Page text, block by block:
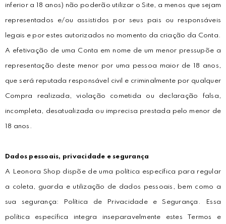
inferior a 18 anos) não poderão utilizar o Site, a menos que sejam
representados e/ou assistidos por seus pais ou responsáveis
legais e por estes autorizados no momento da criação da Conta.
A efetivação de uma Conta em nome de um menor pressupõe a
representação deste menor por uma pessoa maior de 18 anos,
que será reputada responsável civil e criminalmente por qualquer
Compra realizada, violação cometida ou declaração falsa,
incompleta, desatualizada ou imprecisa prestada pelo menor de
18 anos.
Dados pessoais, privacidade e segurança
A Leonora Shop dispõe de uma política específica para regular
a coleta, guarda e utilização de dados pessoais, bem como a
sua segurança: Política de Privacidade e Segurança. Essa
política específica integra inseparavelmente estes Termos e